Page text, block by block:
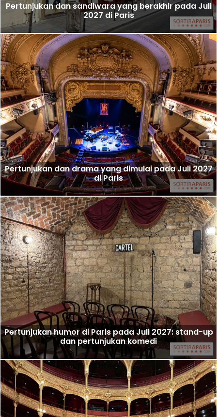
Pertunjukan dan sandiwara yang berakhir pada Juli
2027 di Paris
Pertunjukan dan drama yang dimulai pada Juli 2027
di Paris
Pertunjukan humor di Paris pada Juli 2027: stand-up
dan pertunjukan komedi